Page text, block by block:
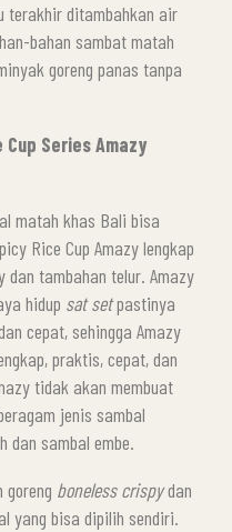
terakhir ditambahkan air
bahan sambat matah
goreng panas tanpa
Series Amazy
matah khas Bali bisa
Rice Cup Amazy lengkap
dan tambahan telur. Amazy
hidup sat setpastinya
cepat, sehingga Amazy
praktis, cepat, dan
tidak akan membuat
jenis sambal
dan sambal embe.
boneless crispydan
yang bisa dipilih sendiri.